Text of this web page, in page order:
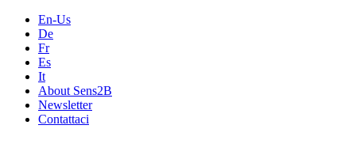
En-Us
De
Fr
Es
It
About Sens2B
Newsletter
Contattaci